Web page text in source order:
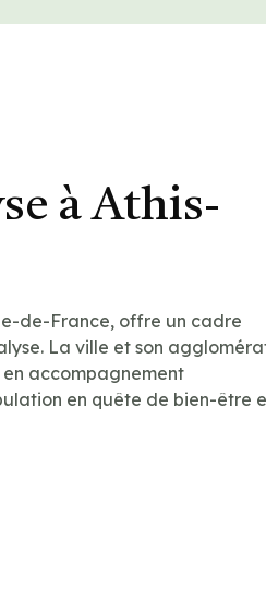
à Athis-
de-France, offre un cadre
La ville et son
accompagnement
en quête de bien-être